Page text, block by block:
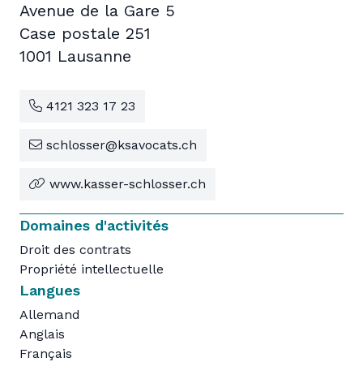
Avenue de la Gare 5
Case postale 251
1001 Lausanne
4121 323 17 23
schlosser@ksavocats.ch
www.kasser-schlosser.ch
Domaines d'activités
Droit des contrats
Propriété intellectuelle
Langues
Allemand
Anglais
Français